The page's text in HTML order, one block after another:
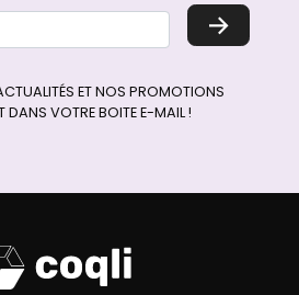
→
ET NOS PROMOTIONS
DANS VOTRE BOITE E-MAIL !